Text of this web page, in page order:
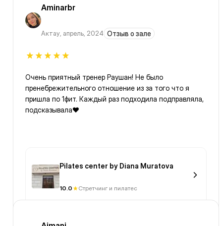
Aminarbr
Актау, апрель, 2024 Отзыв о зале
Очень приятный тренер Раушан! Не было
пренебрежительного отношение из за того что я
пришла по 1фит. Каждый раз подходила подправляла,
подсказывала❤️
Pilates center by Diana Muratova
10.0 Стретчинг и пилатес